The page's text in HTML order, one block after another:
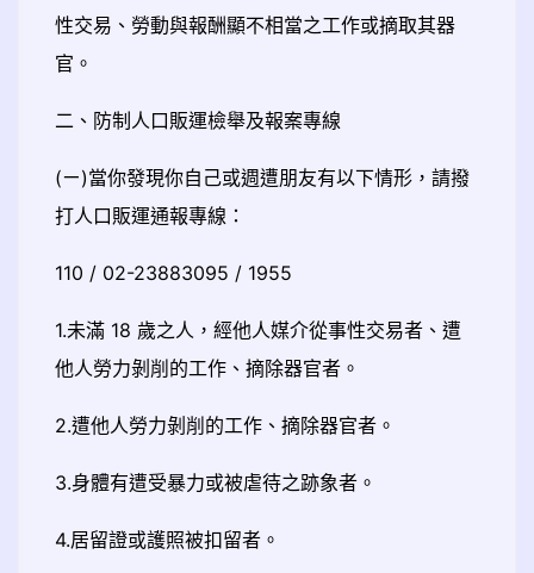
性交易、勞動與報酬顯不相當之工作或摘取其器
官。
二、防制人口販運檢舉及報案專線
(ㄧ)當你發現你自己或週遭朋友有以下情形，請撥
打人口販運通報專線：
110 / 02-23883095 / 1955
1.未滿 18 歲之人，經他人媒介從事性交易者、遭
他人勞力剝削的工作、摘除器官者。
2.遭他人勞力剝削的工作、摘除器官者。
3.身體有遭受暴力或被虐待之跡象者。
4.居留證或護照被扣留者。